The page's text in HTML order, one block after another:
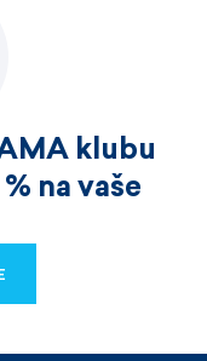
klubu
na vaše